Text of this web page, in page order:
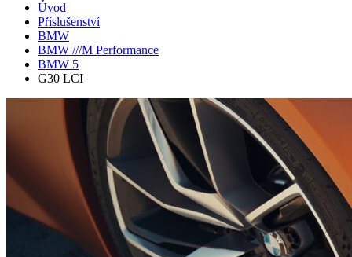
Úvod
Příslušenství
BMW
BMW ///M Performance
BMW 5
G30 LCI